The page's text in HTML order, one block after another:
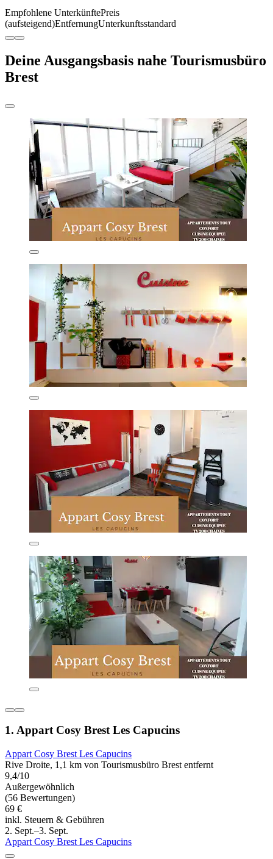
Empfohlene UnterkünftePreis
(aufsteigend)EntfernungUnterkunftsstandard
Deine Ausgangsbasis nahe Tourismusbüro
Brest
1. Appart Cosy Brest Les Capucins
Appart Cosy Brest Les Capucins
Rive Droite, 1,1 km von Tourismusbüro Brest entfernt
9,4/10
Außergewöhnlich
(56 Bewertungen)
69 €
inkl. Steuern & Gebühren
2. Sept.–3. Sept.
Appart Cosy Brest Les Capucins